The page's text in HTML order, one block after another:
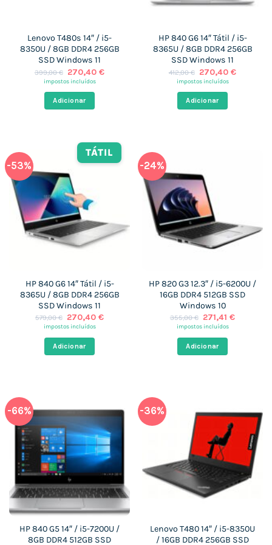
Lenovo T480s 14″ / i5-
8350U / 8GB DDR4 256GB
SSD Windows 11
399,00€ O
preço
era:
399,00 €.
270,40€O
impostos incluídos
Adicionar
HP 840 G6 14″ Tátil / i5-
8365U / 8GB DDR4 256GB
SSD Windows 11
412,00€ O
preço
era:
412,00 €.
270,40€O
impostos incluídos
Adicionar
-53%
TÁTIL
HP 840 G6 14″ Tátil / i5-
8365U / 8GB DDR4 256GB
SSD Windows 11
579,00€ O
preço
era:
579,00 €.
270,40€O
impostos incluídos
Adicionar
-24%
HP 820 G3 12.3″ / i5-6200U /
16GB DDR4 512GB SSD
Windows 10
355,00€ O
preço
355,00 €.
271,41€O
impostos incluídos
Adicionar
-66%
HP 840 G5 14″ / i5-7200U /
8GB DDR4 512GB SSD
-36%
Lenovo T480 14″ / i5-8350U
/ 16GB DDR4 256GB SSD